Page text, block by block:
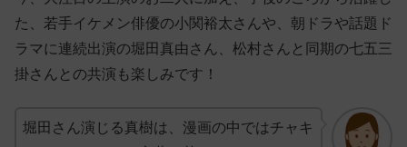
た、若手イケメン俳優の小関裕太さんや、朝ドラや話題ド
ラマに連続出演の堀田真由さん、松村さんと同期の七五三
掛さんとの共演も楽しみです！
堀田さん演じる真樹は、漫画の中ではチャキ